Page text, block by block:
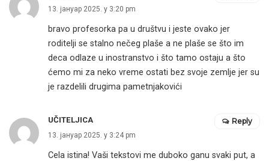
13. јануар 2025. у 3:20 pm
bravo profesorka pa u društvu i jeste ovako jer
roditelji se stalno nečeg plaše a ne plaše se što im
deca odlaze u inostranstvo i što tamo ostaju a što
ćemo mi za neko vreme ostati bez svoje zemlje jer su
je razdelili drugima pametnjakovići
UČITELJICA
13. јануар 2025. у 3:24 pm
Cela istina! Vaši tekstovi me duboko ganu svaki put, a
Reply